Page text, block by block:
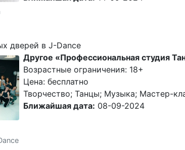
дверей в J-Dance
Другое «Профессиональная студия
Возрастные ограничения: 18+
Цена: бесплатно
Творчество; Танцы; Музыка; Мастер-
Ближайшая дата: 08-09-2024